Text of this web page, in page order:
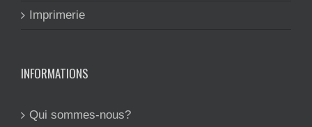
Imprimerie
INFORMATIONS
Qui sommes-nous?